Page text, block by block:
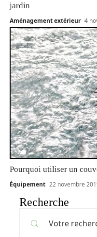
jardin
Aménagement extérieur 4
Pourquoi utiliser un
Équipement 22 novembre
Recherche